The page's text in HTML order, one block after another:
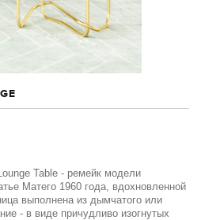
Table - ремейк модели
Матего 1960 года, вдохновленной
выполнена из дымчатого или
- в виде причудливо изогнутых